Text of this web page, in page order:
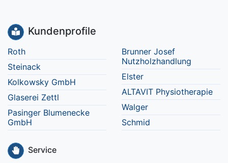
Kundenprofile
Roth
Steinack
Kolkowsky GmbH
Glaserei Zettl
Pasinger Blumenecke
GmbH
Brunner Josef
Nutzholzhandlung
Elster
ALTAVIT Physiotherapie
Walger
Schmid
Service